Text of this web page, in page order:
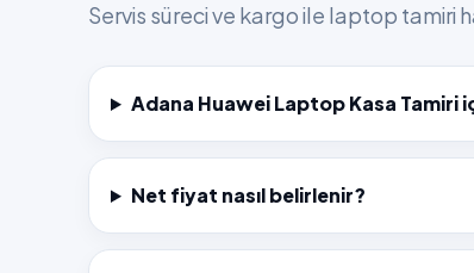
Servis süreci ve kargo ile laptop tamiri
Adana Huawei Laptop Kasa Tamiri
Net fiyat nasıl belirlenir?